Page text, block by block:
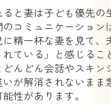
と妻は子ども優先の
コミュニケーション
精一杯な妻を見て、
ている」と感じるこ
んどん会話やスキン
が解消されないまま
性があります。